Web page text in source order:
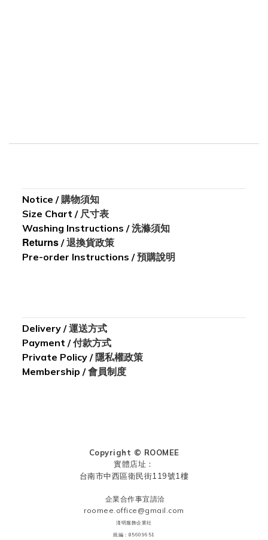
Notice /購物須知
Size Chart / 尺寸表
Washing Instructions /洗滌須知
Returns /退換貨政策
Pre-order Instructions /預購說明
Delivery /運送方式
Payment /付款方式
Private Policy / 隱私權政策
Membership /會員制度
Copyright © ROOMEE
實體店址：
台南市中西區衛民街119號1樓
企業合作事宜請洽
roomee.office@gmail.com
湰明服飾企業社
統編：85609651